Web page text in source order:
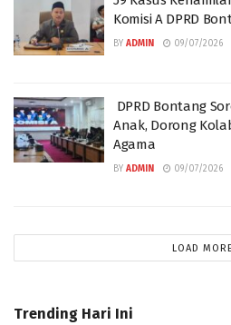
Komisi A DPRD
BY ADMIN 09/07/2026
DPRD Bontang
Anak, Dorong
Agama
BY ADMIN 09/07/2026
LOAD MORE
Trending Hari Ini